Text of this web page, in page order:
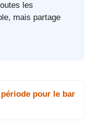
les
mais partage
pour le bar